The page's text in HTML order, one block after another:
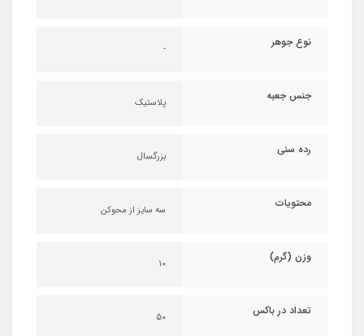
نوع جوهر -
جنس جعبه پلاستیک
رده سنی بزرگسال
محتویات سه سایز از محوکن
وزن (گرم) 10
تعداد در باکس 50